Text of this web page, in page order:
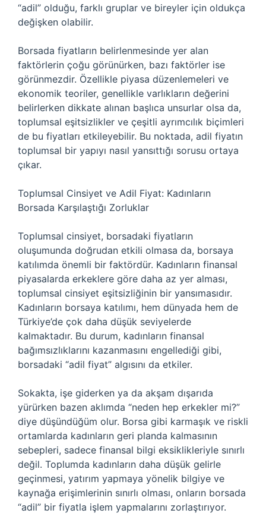
“adil” olduğu, farklı gruplar ve bireyler için oldukça
değişken olabilir.
Borsada fiyatların belirlenmesinde yer alan
faktörlerin çoğu görünürken, bazı faktörler ise
görünmezdir. Özellikle piyasa düzenlemeleri ve
ekonomik teoriler, genellikle varlıkların değerini
belirlerken dikkate alınan başlıca unsurlar olsa da,
toplumsal eşitsizlikler ve çeşitli ayrımcılık biçimleri
de bu fiyatları etkileyebilir. Bu noktada, adil fiyatın
toplumsal bir yapıyı nasıl yansıttığı sorusu ortaya
çıkar.
Toplumsal Cinsiyet ve Adil Fiyat: Kadınların
Borsada Karşılaştığı Zorluklar
Toplumsal cinsiyet, borsadaki fiyatların
oluşumunda doğrudan etkili olmasa da, borsaya
katılımda önemli bir faktördür. Kadınların finansal
piyasalarda erkeklere göre daha az yer alması,
toplumsal cinsiyet eşitsizliğinin bir yansımasıdır.
Kadınların borsaya katılımı, hem dünyada hem de
Türkiye’de çok daha düşük seviyelerde
kalmaktadır. Bu durum, kadınların finansal
bağımsızlıklarını kazanmasını engellediği gibi,
borsadaki “adil fiyat” algısını da etkiler.
Sokakta, işe giderken ya da akşam dışarıda
yürürken bazen aklımda “neden hep erkekler mi?”
diye düşündüğüm olur. Borsa gibi karmaşık ve riskli
ortamlarda kadınların geri planda kalmasının
sebepleri, sadece finansal bilgi eksiklikleriyle sınırlı
değil. Toplumda kadınların daha düşük gelirle
geçinmesi, yatırım yapmaya yönelik bilgiye ve
kaynağa erişimlerinin sınırlı olması, onların borsada
“adil” bir fiyatla işlem yapmalarını zorlaştırıyor.